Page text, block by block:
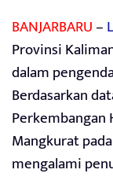
BANJARBARU–
Provinsi
dalam
Berdasarkan
Perkembangan
Mangkurat
mengalami